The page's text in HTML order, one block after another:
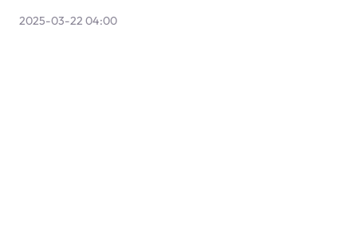
2025-03-22 04:00